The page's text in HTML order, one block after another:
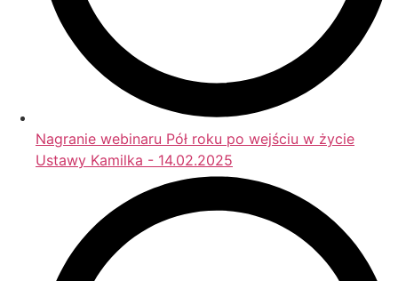
Nagranie webinaru Pół roku po wejściu w życie
Ustawy Kamilka - 14.02.2025